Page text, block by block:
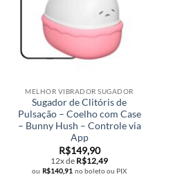
MELHOR VIBRADOR SUGADOR
Sugador de Clitóris de
Pulsação – Coelho com Case
– Bunny Hush – Controle via
App
R$149,90
12x de R$12,49
ou R$140,91 no boleto ou PIX